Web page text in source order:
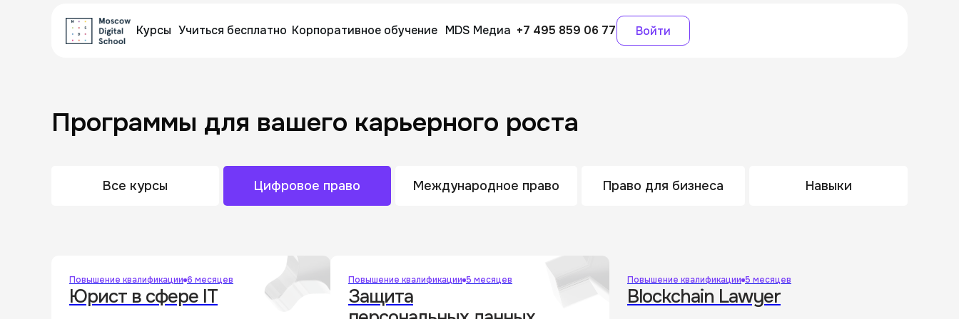
Курсы Учиться бесплатно Корпоративное обучение MDS Медиа +7 495 859 06 77 Войти
Зафиксируем место
и расскажем про обучение
Программы для вашего карьерного роста
Все курсы Цифровое право Международное право Право для бизнеса Навыки
Повышение квалификации 6 месяцев
Юрист в сфере IT
Повышение квалификации 5 месяцев
Защита
Повышение квалификации 5 месяцев
Blockchain Lawyer